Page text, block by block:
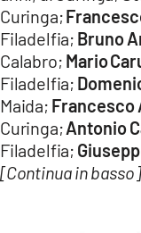
Curinga;
Filadelfia; Bruno
Calabro; Mario
Filadelfia;
Maida; Francesco
Curinga;Antonio
Filadelfia;
[Continua in basso]